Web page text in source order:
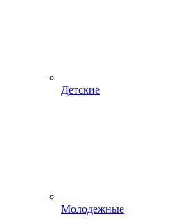
Детские
Молодежные